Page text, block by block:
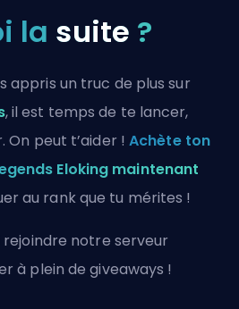
la suite ?
appris un truc de plus sur
, il est temps de te lancer,
On peut t’aider !Achète ton
Eloking maintenant
au rank que tu mérites !
rejoindre notre serveur
à plein de giveaways !